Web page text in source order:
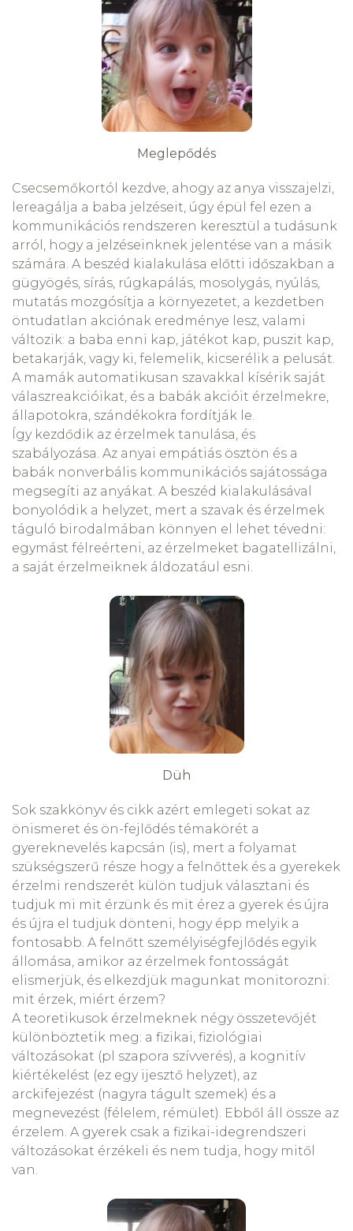
Meglepődés
Csecsemőkortól kezdve, ahogy az anya visszajelzi,
lereagálja a baba jelzéseit, úgy épül fel ezen a
kommunikációs rendszeren keresztül a tudásunk
arról, hogy a jelzéseinknek jelentése van a másik
számára. A beszéd kialakulása előtti időszakban a
gügyögés, sírás, rúgkapálás, mosolygás, nyúlás,
mutatás mozgósítja a környezetet, a kezdetben
öntudatlan akciónak eredménye lesz, valami
változik: a baba enni kap, játékot kap, puszit kap,
betakarják, vagy ki, felemelik, kicserélik a pelusát.
A mamák automatikusan szavakkal kísérik saját
válaszreakcióikat, és a babák akcióit érzelmekre,
állapotokra, szándékokra fordítják le.
Így kezdődik az érzelmek tanulása, és
szabályozása. Az anyai empátiás ösztön és a
babák nonverbális kommunikációs sajátossága
megsegíti az anyákat. A beszéd kialakulásával
bonyolódik a helyzet, mert a szavak és érzelmek
táguló birodalmában könnyen el lehet tévedni:
egymást félreérteni, az érzelmeket bagatellizálni,
a saját érzelmeiknek áldozatául esni.
Düh
Sok szakkönyv és cikk azért emlegeti sokat az
önismeret és ön-fejlődés témakörét a
gyereknevelés kapcsán (is), mert a folyamat
szükségszerű része hogy a felnőttek és a gyerekek
érzelmi rendszerét külön tudjuk választani és
tudjuk mi mit érzünk és mit érez a gyerek és újra
és újra el tudjuk dönteni, hogy épp melyik a
fontosabb. A felnőtt személyiségfejlődés egyik
állomása, amikor az érzelmek fontosságát
elismerjük, és elkezdjük magunkat monitorozni:
mit érzek, miért érzem?
A teoretikusok érzelmeknek négy összetevőjét
különböztetik meg: a fizikai, fiziológiai
változásokat (pl szapora szívverés), a kognitív
kiértékelést (ez egy ijesztő helyzet), az
arckifejezést (nagyra tágult szemek) és a
megnevezést (félelem, rémület). Ebből áll össze az
érzelem. A gyerek csak a fizikai-idegrendszeri
változásokat érzékeli és nem tudja, hogy mitől
van.